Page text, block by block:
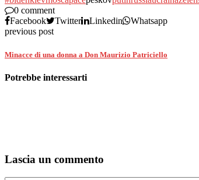
0 comment
Facebook
Twitter Linkedin
Whatsapp
previous post
Minacce di una donna a Don Maurizio Patriciello
Potrebbe interessarti
Lascia un commento